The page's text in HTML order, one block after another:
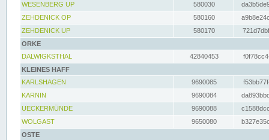
WESENBERG UP
580030
ZEHDENICK OP
580160
ZEHDENICK UP
580170
ORKE
DALWIGKSTHAL
42840453
KLEINES HAFF
KARLSHAGEN
9690085
KARNIN
9690084
UECKERMÜNDE
9690088
WOLGAST
9650080
OSTE